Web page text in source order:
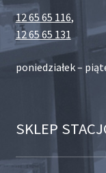
12 65 65 116,
12 65 65 131
poniedziałek –
SKLEP